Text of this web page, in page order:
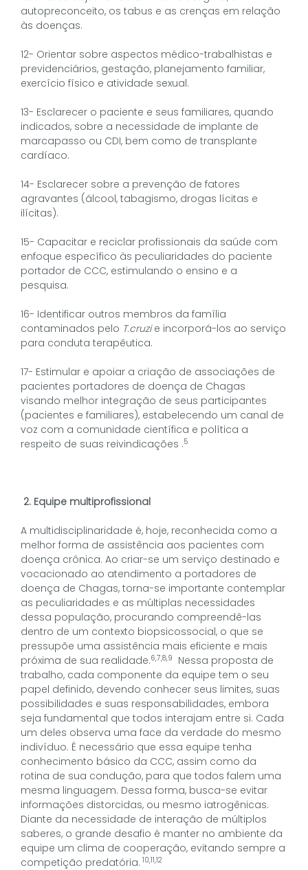
autopreconceito, os tabus e as crenças em relação
às doenças.
12- Orientar sobre aspectos médico-trabalhistas e
previdenciários, gestação, planejamento familiar,
exercício físico e atividade sexual.
13- Esclarecer o paciente e seus familiares, quando
indicados, sobre a necessidade de implante de
marcapasso ou CDI, bem como de transplante
cardíaco.
14- Esclarecer sobre a prevenção de fatores
agravantes (álcool, tabagismo, drogas lícitas e
ilícitas).
15- Capacitar e reciclar profissionais da saúde com
enfoque específico às peculiaridades do paciente
portador de CCC, estimulando o ensino e a
pesquisa.
16- Identificar outros membros da família
contaminados pelo T.cruzie incorporá-los ao serviço
para conduta terapêutica.
17- Estimular e apoiar a criação de associações de
pacientes portadores de doença de Chagas
visando melhor integração de seus participantes
(pacientes e familiares), estabelecendo um canal de
voz com a comunidade científica e política a
respeito de suas reivindicações .5
2. Equipe multiprofissional
A multidisciplinaridade é, hoje, reconhecida como a
melhor forma de assistência aos pacientes com
doença crônica. Ao criar-se um serviço destinado e
vocacionado ao atendimento a portadores de
doença de Chagas, torna-se importante contemplar
as peculiaridades e as múltiplas necessidades
dessa população, procurando compreendê-las
dentro de um contexto biopsicossocial, o que se
pressupõe uma assistência mais eficiente e mais
próxima de sua realidade.6,7,8,9
Nessa proposta de
trabalho, cada componente da equipe tem o seu
papel definido, devendo conhecer seus limites, suas
possibilidades e suas responsabilidades, embora
seja fundamental que todos interajam entre si. Cada
um deles observa uma face da verdade do mesmo
indivíduo. É necessário que essa equipe tenha
conhecimento básico da CCC, assim como da
rotina de sua condução, para que todos falem uma
mesma linguagem. Dessa forma, busca-se evitar
informações distorcidas, ou mesmo iatrogênicas.
Diante da necessidade de interação de múltiplos
saberes, o grande desafio é manter no ambiente da
equipe um clima de cooperação, evitando sempre a
competição predatória. 10,11,12